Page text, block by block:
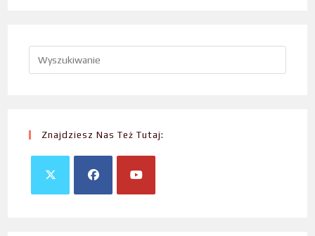
Znajdziesz Nas Też Tutaj: